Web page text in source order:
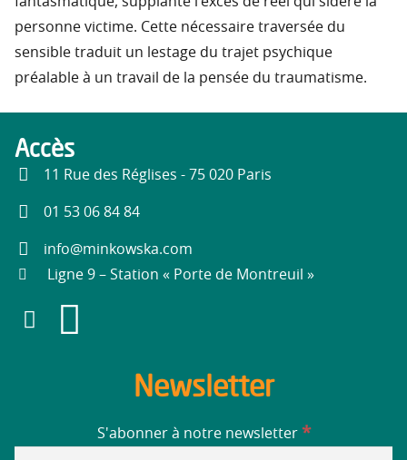
personne victime. Cette nécessaire traversée du
sensible traduit un lestage du trajet psychique
préalable à un travail de la pensée du traumatisme.
Accès
11 Rue des Réglises - 75 020 Paris
01 53 06 84 84
info@minkowska.com
Ligne 9 – Station « Porte de Montreuil »
Newsletter
S'abonner à notre newsletter *